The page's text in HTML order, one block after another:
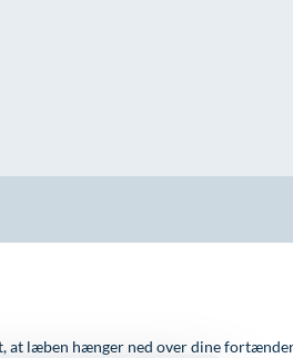
at læben hænger ned over dine